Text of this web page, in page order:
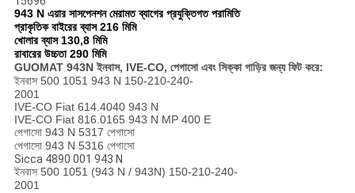
943 N এয়ার সাসপেনশন মেরামত ব্যাগের প্রযুক্তিগত পরামিতি
প্রাকৃতিক বাইরের ব্যাস 216 মিমি
খোলার ব্যাস 130,8 মিমি
রাবারের উচ্চতা 290 মিমি
GUOMAT 943N ইনবাস, IVE-CO, পেগাসো এবং সিক্কা গাড়ির জন্য ফিট করে:
ইনবাস 500 1051 943 N 150-210-240-
2001
IVE-CO Fiat 614.4040 943 N
IVE-CO Fiat 816.0165 943 N MP 400 E
পেগাসো 943 N 5317 পেগাসো
পেগাসো 943 N 5316 পেগাসো
Sicca 4890 001 943 N
ইনবাস 500 1051 (943 N / 943N) 150-210-240-
2001